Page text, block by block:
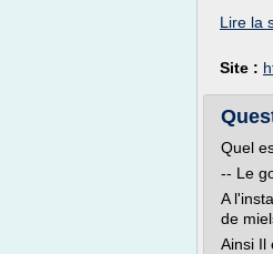
Lire la
Site :
Quel
-- Le
A
de
Ainsi Il